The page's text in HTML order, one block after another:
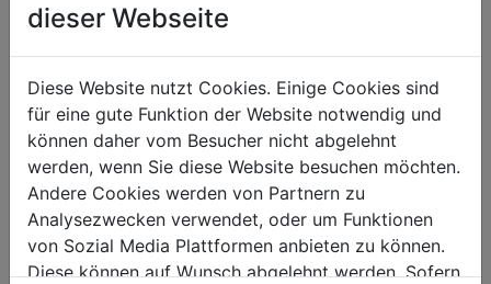
Spindel Konus
max. Umlaufdurchmesser Querschlitten in 220
max. Umlaufdurchmesser ohne Brücke in
mm
520
Drehspindeldrehzahl in
min-1
(I): 70-420; (II):330-1900
max. Werkzeugaufnahme
20 x 18mm
Gewinde Metrisch in mm/r
0,45-10 (32)
dieser Webseite
Diese Website nutzt Cookies. Einige Cookies sind
für eine gute Funktion der Website notwendig und
können daher vom Besucher nicht abgelehnt
werden, wenn Sie diese Website besuchen möchten.
Andere Cookies werden von Partnern zu
Analysezwecken verwendet, oder um Funktionen
von Sozial Media Plattformen anbieten zu können.
Diese können auf Wunsch abgelehnt werden. Sofern